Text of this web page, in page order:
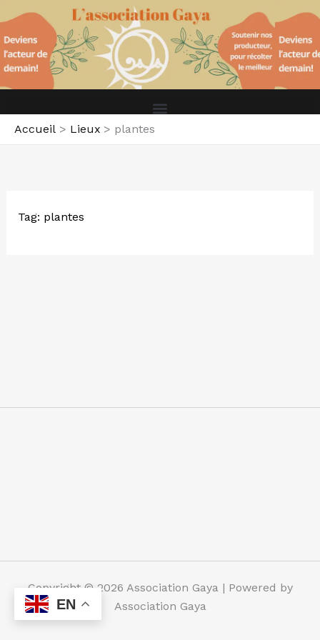
au
contenu
Accueil Lieux plantes
Tag: plantes
Copyright © 2026 Association Gaya | Powered by
Association Gaya
EN